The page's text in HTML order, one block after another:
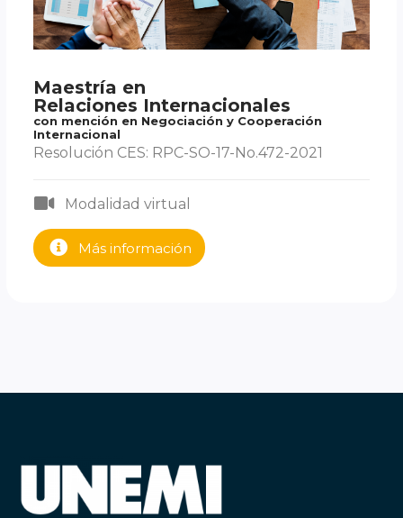
Maestría en
Relaciones Internacionales
con mención en Negociación y Cooperación
Internacional
Resolución CES: RPC-SO-17-No.472-2021
Modalidad virtual
Más información